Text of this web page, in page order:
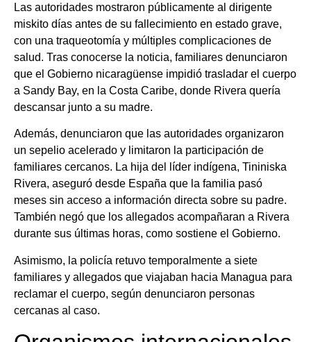
Las autoridades mostraron públicamente al dirigente
miskito días antes de su fallecimiento en estado grave,
con una traqueotomía y múltiples complicaciones de
salud. Tras conocerse la noticia, familiares denunciaron
que el Gobierno nicaragüense impidió trasladar el cuerpo
a Sandy Bay, en la Costa Caribe, donde Rivera quería
descansar junto a su madre.
Además, denunciaron que las autoridades organizaron
un sepelio acelerado y limitaron la participación de
familiares cercanos. La hija del líder indígena, Tininiska
Rivera, aseguró desde España que la familia pasó
meses sin acceso a información directa sobre su padre.
También negó que los allegados acompañaran a Rivera
durante sus últimas horas, como sostiene el Gobierno.
Asimismo, la policía retuvo temporalmente a siete
familiares y allegados que viajaban hacia Managua para
reclamar el cuerpo, según denunciaron personas
cercanas al caso.